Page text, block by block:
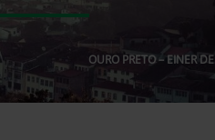
OURO PRETO – EINER